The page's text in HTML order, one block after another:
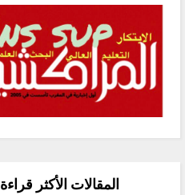
المقالات الأكثر قراءة